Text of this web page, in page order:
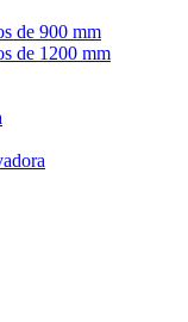
de 900 mm
de 1200 mm